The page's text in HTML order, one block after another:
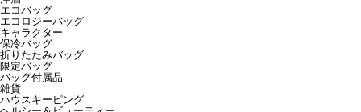
エコバッグ
エコロジーバッグ
キャラクター
保冷バッグ
折りたたみバッグ
限定バッグ
バッグ付属品
雑貨
ハウスキーピング